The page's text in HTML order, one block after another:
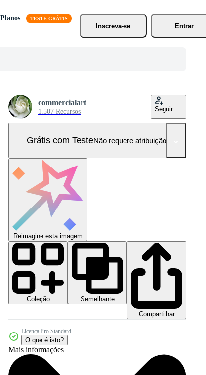
Planos
Inscreva-se
Entrar
commercialart
1.507 Recursos Seguir
Grátis com TesteNão requere atribuição!
Reimagine esta imagem
Coleção
Semelhante
Compartilhar
Licença Pro Standard
O que é isto?
Mais informações